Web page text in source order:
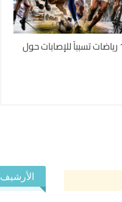
أكثر 10 رياضات تسبباً للإصابات حول
الأرشيف